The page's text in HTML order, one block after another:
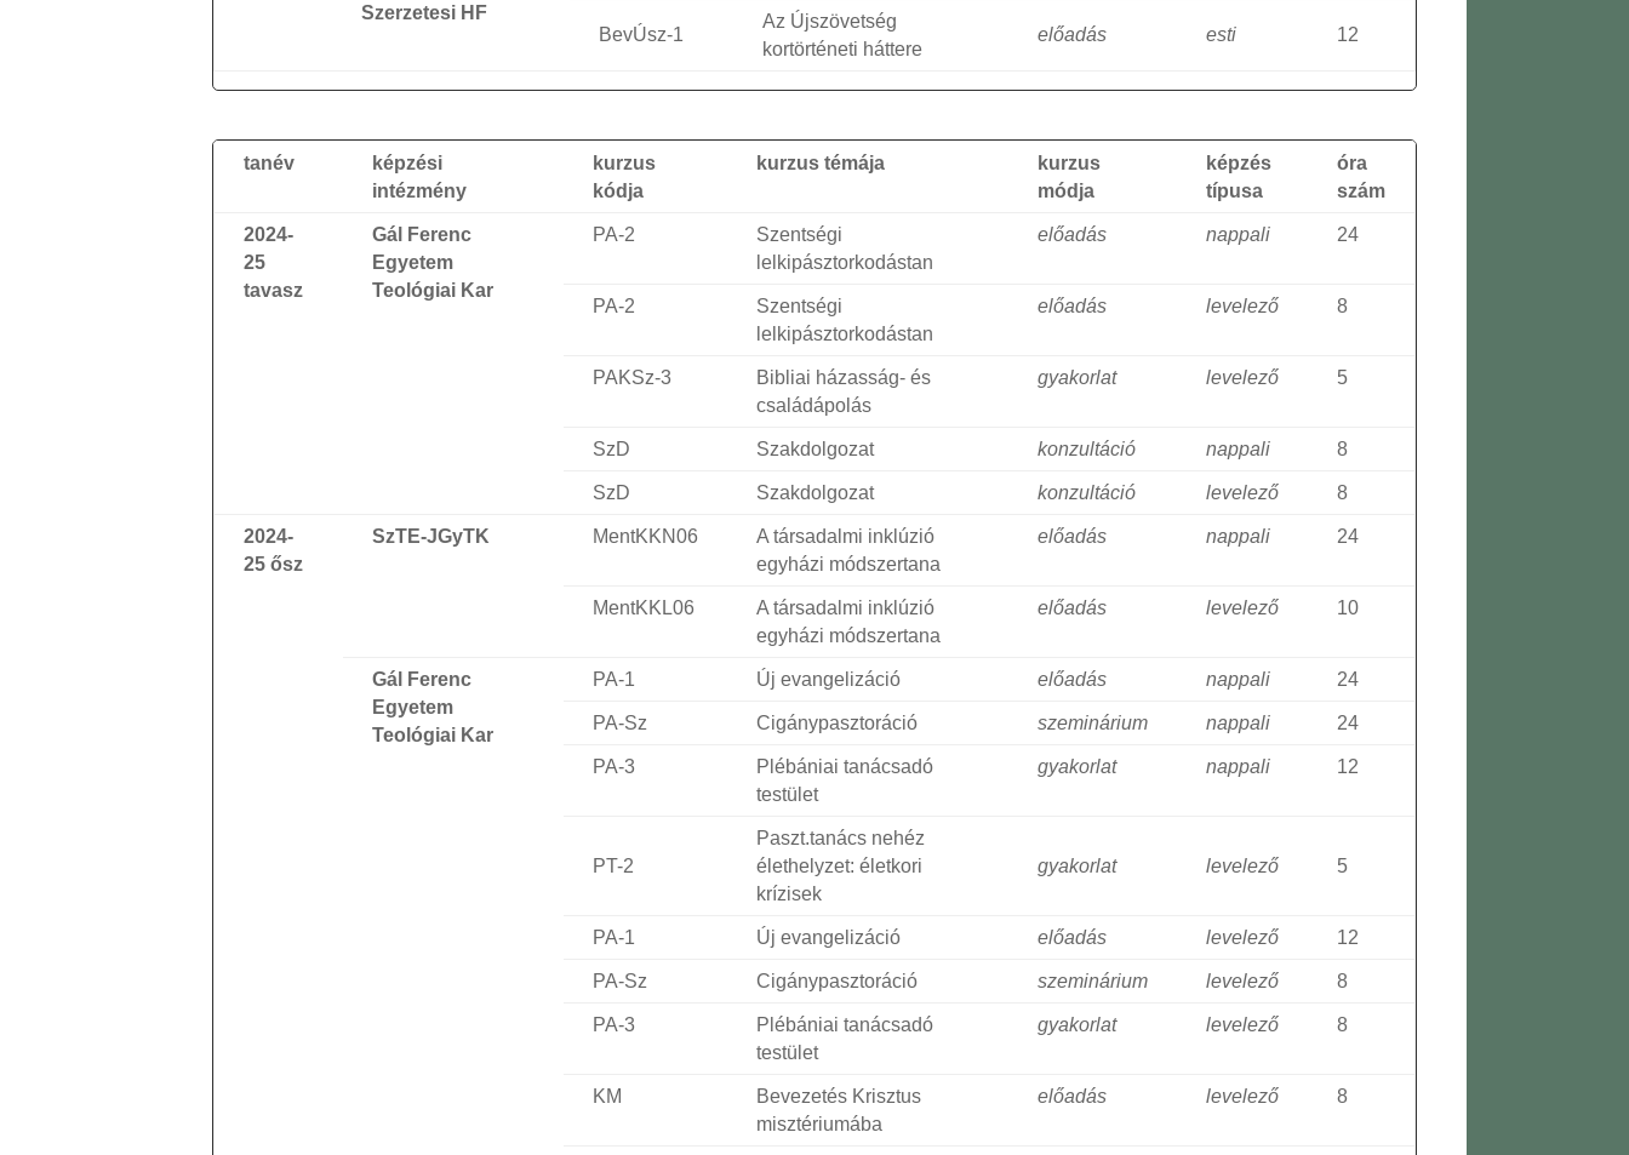
Szerzetesi HF
BevÚsz-1
Az Újszövetség
kortörténeti háttere
előadás esti 12
tanév
képzési
intézmény
kurzus
kódja
kurzus témája
kurzus
módja
képzés
típusa
óra
szám
2024-
25
tavasz
Gál Ferenc
Egyetem
Teológiai Kar
PA-2
Szentségi
lelkipásztorkodástan
előadás nappali 24
PA-2
Szentségi
lelkipásztorkodástan
előadás levelező 8
PAKSz-3
Bibliai házasság- és
családápolás
gyakorlat levelező 5
SzD Szakdolgozat konzultáció nappali 8
SzD Szakdolgozat konzultáció levelező 8
2024-
25 ősz
SzTE-JGyTK MentKKN06
A társadalmi inklúzió
egyházi módszertana
előadás nappali 24
MentKKL06
A társadalmi inklúzió
egyházi módszertana
előadás levelező 10
Gál Ferenc
Egyetem
Teológiai Kar
PA-1 Új evangelizáció előadás nappali 24
PA-Sz Cigánypasztoráció szeminárium nappali 24
PA-3
Plébániai tanácsadó
testület
gyakorlat nappali 12
PT-2
Paszt.tanács nehéz
élethelyzet: életkori
krízisek
gyakorlat levelező 5
PA-1 Új evangelizáció előadás levelező 12
PA-Sz Cigánypasztoráció szeminárium levelező 8
PA-3
Plébániai tanácsadó
testület
gyakorlat levelező 8
KM
Bevezetés Krisztus
misztériumába
előadás levelező 8